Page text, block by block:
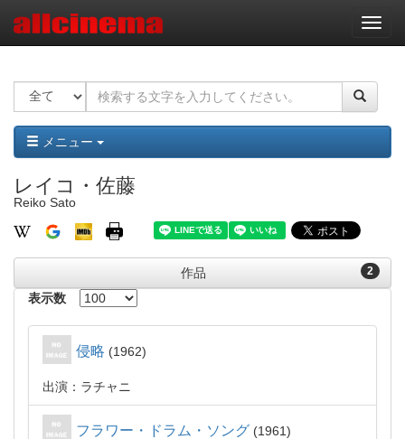
ナ
ビ
ー
ョ
ン
メニュー
レイコ・佐藤
Reiko Sato
2
作品
表示数
侵略 1962
出演：ラチャニ
フラワー・ドラム・ソング 1961